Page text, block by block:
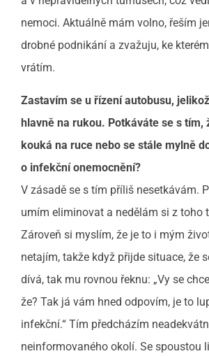
nemoci. Aktuálně mám volno, řeším
drobné podnikání a zvažuju, ke
vrátím.
Zastavím se u řízení autobusu,
hlavně na rukou. Potkáváte se s tím,
kouká na ruce nebo se stále mylně
o infekční onemocnění?
V zásadě se s tím příliš nesetkávám.
umím eliminovat a nedělám si z toho
Zároveň si myslím, že je to i mým
netajím, takže když přijde situace, že
dívá, tak mu rovnou řeknu: „Vy se
že? Tak já vám hned odpovím, je to
infekční.“ Tím předcházím
neinformovaného okolí. Se spoustou